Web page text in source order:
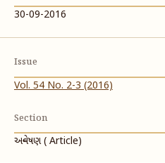
30-09-2016
Issue
Vol. 54 No. 2-3 (2016)
Section
અન્વેષણ ( Article)